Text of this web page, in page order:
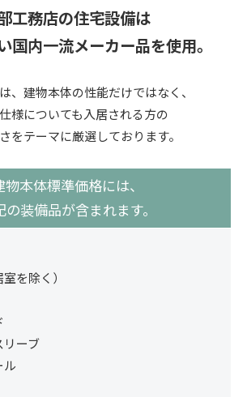
工務店の住宅設備は
国内一流メーカー品を使用。
、建物本体の性能だけではなく、
様についても入居される方の
をテーマに厳選しております。
物本体標準価格には、
の装備品が含まれます。
を除く）
リーブ
ル